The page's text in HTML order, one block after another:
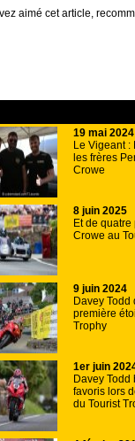
aimé cet article,
19 mai 2024
Le Vigeant :
les frères
Crowe
8 juin 2025
Et de
Crowe au
9 juin 2024
Davey Todd
première
Trophy
1er juin
Davey
favoris lors
du Tourist